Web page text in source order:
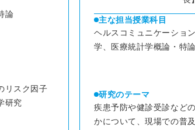
論
リスク因子
研究
主な担当授業科目
ヘルスコミュニケーショ
学、医療統計学概論・特論
研究のテーマ
疾患予防や健診受診など
かについて、現場での普